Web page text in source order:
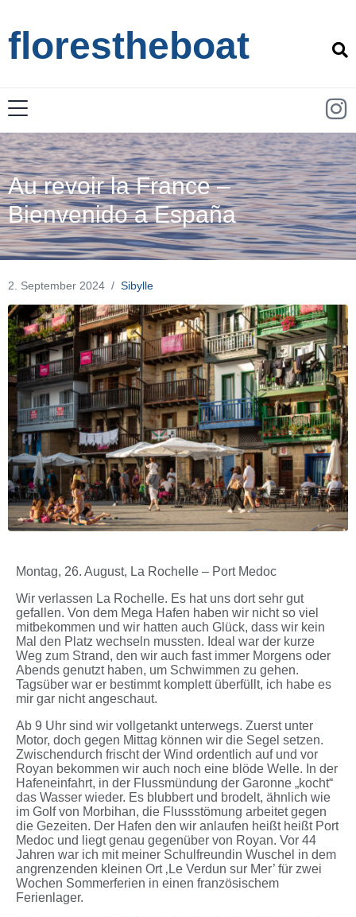
florestheboat
Au revoir la France –
Bienvenido a España
2. September 2024 Sibylle
Montag, 26. August, La Rochelle – Port Medoc
Wir verlassen La Rochelle. Es hat uns dort sehr gut
gefallen. Von dem Mega Hafen haben wir nicht so viel
mitbekommen und wir hatten auch Glück, dass wir kein
Mal den Platz wechseln mussten. Ideal war der kurze
Weg zum Strand, den wir auch fast immer Morgens oder
Abends genutzt haben, um Schwimmen zu gehen.
Tagsüber war er bestimmt komplett überfüllt, ich habe es
mir gar nicht angeschaut.
Ab 9 Uhr sind wir vollgetankt unterwegs. Zuerst unter
Motor, doch gegen Mittag können wir die Segel setzen.
Zwischendurch frischt der Wind ordentlich auf und vor
Royan bekommen wir auch noch eine blöde Welle. In der
Hafeneinfahrt, in der Flussmündung der Garonne „kocht“
das Wasser wieder. Es blubbert und brodelt, ähnlich wie
im Golf von Morbihan, die Flussstömung arbeitet gegen
die Gezeiten. Der Hafen den wir anlaufen heißt heißt Port
Medoc und liegt genau gegenüber von Royan. Vor 44
Jahren war ich mit meiner Schulfreundin Wuschel in dem
angrenzenden kleinen Ort ‚Le Verdun sur Mer’ für zwei
Wochen Sommerferien in einen französischem
Ferienlager.